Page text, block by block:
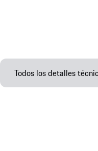
Todos los detalles